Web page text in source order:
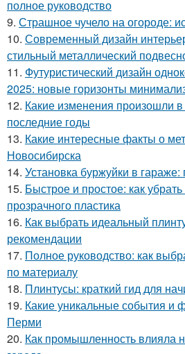
полное руководство
9. Страшное чучело на огороде:
10. Современный дизайн
стильный металлический
11. Футуристический дизайн
2025: новые горизонты
12. Какие изменения произошли
последние годы
13. Какие интересные факты о
Новосибирска
14. Установка буржуйки в
15. Быстрое и простое: как
прозрачного пластика
16. Как выбрать идеальный
рекомендации
17. Полное руководство: как
по материалу
18. Плинтусы: краткий гид для
19. Какие уникальные события и
Перми
20. Как промышленность влияла